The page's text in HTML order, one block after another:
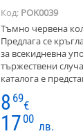
Код: POK0039
Тъмно червена
Предлага се
за всекидневна
тържествени
каталога е
плат, но
8 69
€
17 00
лв.